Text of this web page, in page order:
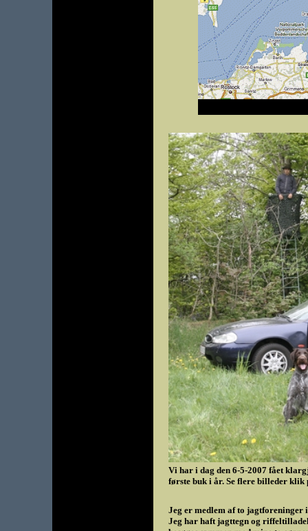
Vi har i dag den 6-5-2007 fået
første buk i år. Se flere billeder klik
Jeg er medlem af to jagtforeninger
Jeg har haft jagttegn og